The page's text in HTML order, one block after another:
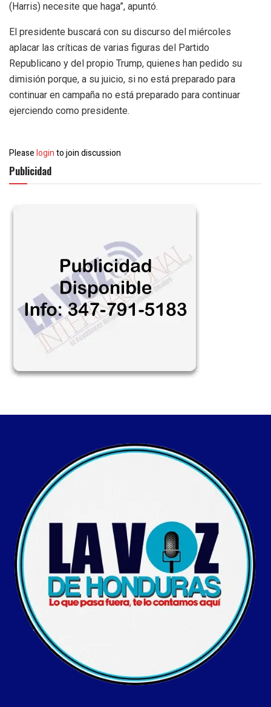
(Harris) necesite que haga”, apuntó.
El presidente buscará con su discurso del miércoles
aplacar las críticas de varias figuras del Partido
Republicano y del propio Trump, quienes han pedido su
dimisión porque, a su juicio, si no está preparado para
continuar en campaña no está preparado para continuar
ejerciendo como presidente.
Pleaseloginto join discussion
Publicidad